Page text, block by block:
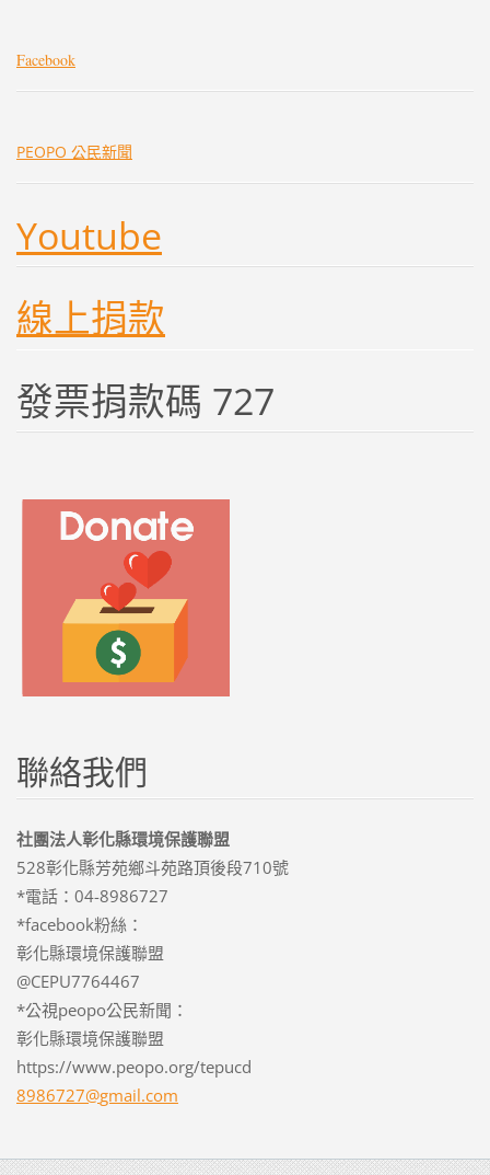
Facebook
PEOPO 公民新聞
Youtube
線上捐款
發票捐款碼 727
聯絡我們
社團法人彰化縣環境保護聯盟
528彰化縣芳苑鄉斗苑路頂後段710號
*電話：04-8986727
*facebook粉絲：
彰化縣環境保護聯盟
@CEPU7764467
*公視peopo公民新聞：
彰化縣環境保護聯盟
https://www.peopo.org/tepucd
8986727@gmail.com